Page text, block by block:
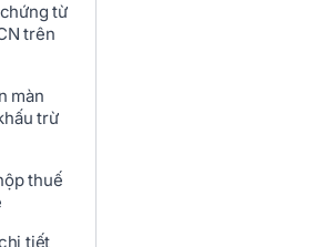
từ
trên
màn
trừ
thuế
tiết